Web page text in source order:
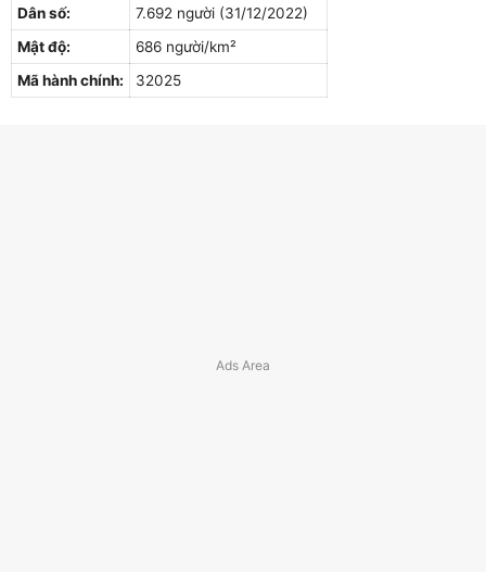
Dân số:
7.692 người (31/12/2022)
Mật độ:
686 người/km²
Mã hành chính:
32025